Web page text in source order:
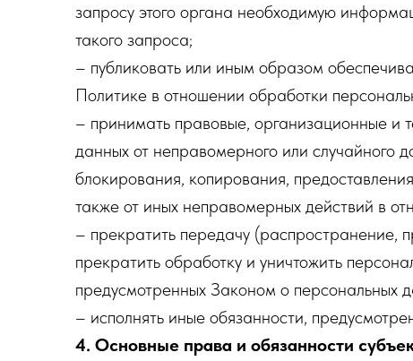
запросу этого органа необходимую
такого запроса;
– публиковать или иным образом
Политике в отношении обработки
– принимать правовые, организационные и
данных от неправомерного или случайного
блокирования, копирования,
также от иных неправомерных действий в
– прекратить передачу (распространение,
прекратить обработку и уничтожить
предусмотренных Законом о персональных
– исполнять иные обязанности,
4. Основные права и обязанности